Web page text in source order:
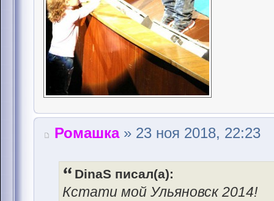
Ромашка» 23 ноя 2018, 22:23
DinaS писал(а):
Кстати мой Ульяновск 2014!